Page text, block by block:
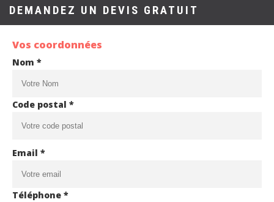
DEMANDEZ UN DEVIS GRATUIT
Vos coordonnées
Nom *
Code postal *
Email *
Téléphone *